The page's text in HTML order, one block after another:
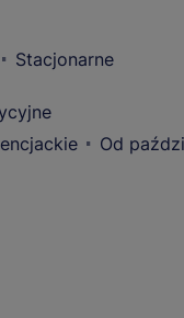
Stacjonarne
Od